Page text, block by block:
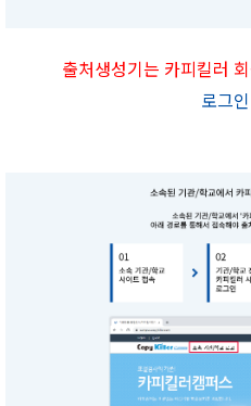
출처생성기는 카피킬러
로그